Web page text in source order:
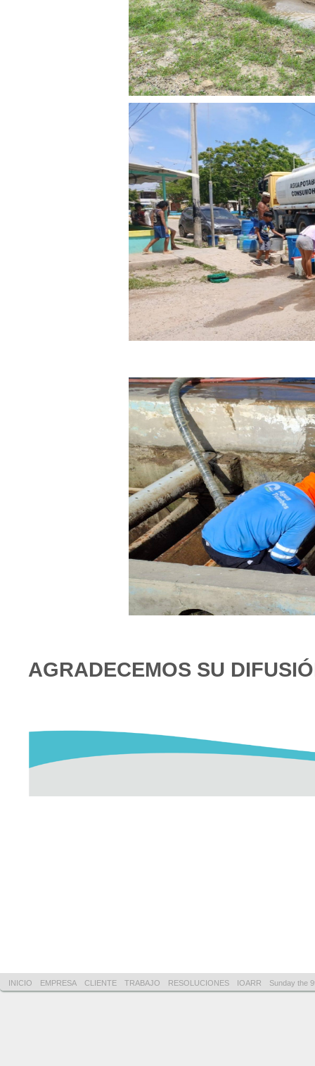
AGRADECEMOS SU
INICIO EMPRESA CLIENTE TRABAJO RESOLUCIONES IOARR Sunday the